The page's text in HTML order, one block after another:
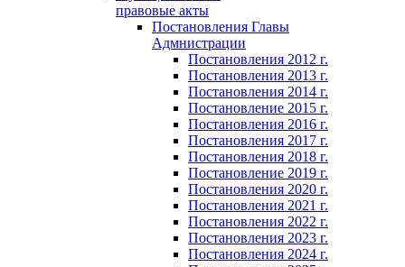
правовые акты
Постановления Главы
Адмнистрации
Постановления 2012 г.
Постановления 2013 г.
Постановления 2014 г.
Постановление 2015 г.
Постановления 2016 г.
Постановления 2017 г.
Постановления 2018 г.
Постановление 2019 г.
Постановления 2020 г.
Постановления 2021 г.
Постановления 2022 г.
Постановления 2023 г.
Постановления 2024 г.